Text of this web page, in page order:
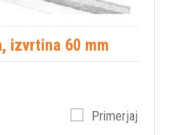
izvrtina 60 mm
Primerjaj